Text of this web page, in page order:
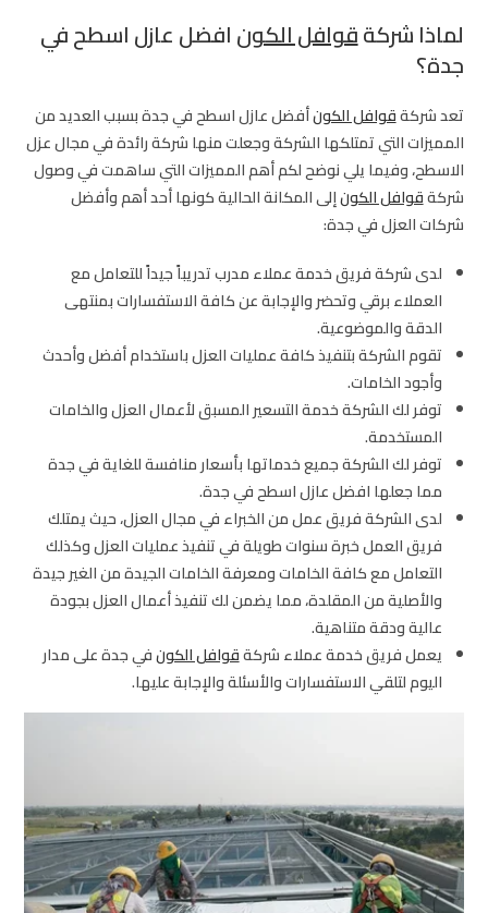
لماذا شركةقوافل الكونافضل عازل اسطح في
جدة؟
تعد شركةقوافل الكونأفضل عازل اسطح في جدة بسبب العديد من
المميزات التي تمتلكها الشركة وجعلت منها شركة رائدة في مجال عزل
الاسطح، وفيما يلي نوضح لكم أهم المميزات التي ساهمت في وصول
شركةقوافل الكونإلى المكانة الحالية كونها أحد أهم وأفضل
شركات العزل في جدة:
لدى شركة فريق خدمة عملاء مدرب تدريباً جيداً للتعامل مع
العملاء برقي وتحضر والإجابة عن كافة الاستفسارات بمنتهى
الدقة والموضوعية.
تقوم الشركة بتنفيذ كافة عمليات العزل باستخدام أفضل وأحدث
وأجود الخامات.
توفر لك الشركة خدمة التسعير المسبق لأعمال العزل والخامات
المستخدمة.
توفر لك الشركة جميع خدماتها بأسعار منافسة للغاية في جدة
مما جعلها افضل عازل اسطح في جدة.
لدى الشركة فريق عمل من الخبراء في مجال العزل، حيث يمتلك
فريق العمل خبرة سنوات طويلة في تنفيذ عمليات العزل وكذلك
التعامل مع كافة الخامات ومعرفة الخامات الجيدة من الغير جيدة
والأصلية من المقلدة، مما يضمن لك تنفيذ أعمال العزل بجودة
عالية ودقة متناهية.
يعمل فريق خدمة عملاء شركةقوافل الكونفي جدة على مدار
اليوم لتلقي الاستفسارات والأسئلة والإجابة عليها.